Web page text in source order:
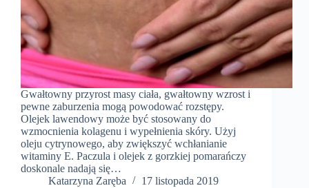
Gwałtowny przyrost masy ciała, gwałtowny wzrost i
pewne zaburzenia mogą powodować rozstępy.
Olejek lawendowy może być stosowany do
wzmocnienia kolagenu i wypełnienia skóry. Użyj
oleju cytrynowego, aby zwiększyć wchłanianie
witaminy E. Paczula i olejek z gorzkiej pomarańczy
doskonale nadają się…
Katarzyna Zaręba
17 listopada 2019